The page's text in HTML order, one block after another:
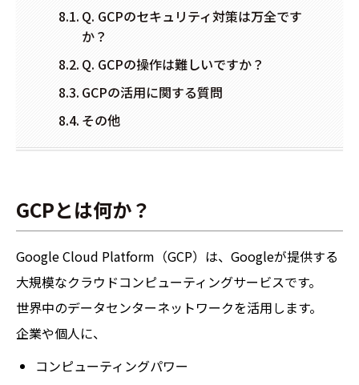
Q. GCPのセキュリティ対策は万全です
か？
Q. GCPの操作は難しいですか？
GCPの活用に関する質問
その他
GCPとは何か？
Google Cloud Platform（GCP）は、Googleが提供する
大規模なクラウドコンピューティングサービスです。
世界中のデータセンターネットワークを活用します。
企業や個人に、
コンピューティングパワー